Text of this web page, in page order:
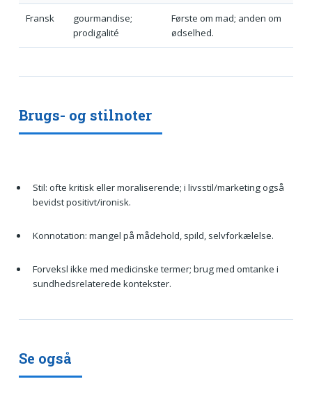
Fransk
gourmandise;
prodigalité
Første om mad; anden om
ødselhed.
Brugs- og stilnoter
Stil: ofte kritisk eller moraliserende; i livsstil/marketing også
bevidst positivt/ironisk.
Konnotation: mangel på mådehold, spild, selvforkælelse.
Forveksl ikke med medicinske termer; brug med omtanke i
sundhedsrelaterede kontekster.
Se også